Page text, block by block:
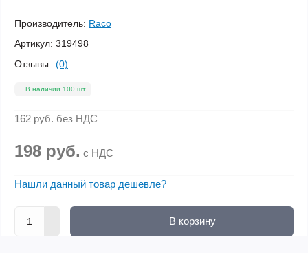
Производитель: Raco
Артикул: 319498
Отзывы: (0)
В наличии 100 шт.
162 руб. без НДС
198 руб. с НДС
Нашли данный товар дешевле?
В корзину